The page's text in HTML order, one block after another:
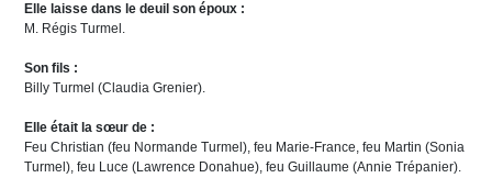
Elle laisse dans le deuil son époux :
M. Régis Turmel.
Son fils :
Billy Turmel (Claudia Grenier).
Elle était la sœur de :
Feu Christian (feu Normande Turmel), feu Marie-France, feu Martin (Sonia
Turmel), feu Luce (Lawrence Donahue), feu Guillaume (Annie Trépanier).